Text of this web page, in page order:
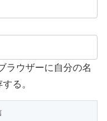
ラウザーに自分の名
る。